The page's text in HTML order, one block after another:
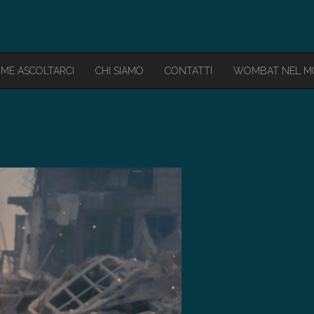
ASCOLTARCI CHI SIAMO CONTATTI WOMBAT NEL